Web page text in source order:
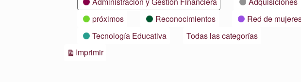
próximos
Reconocimientos Red de
Tecnología Educativa
Todas las categorías
ImprimirVistas